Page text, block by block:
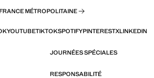
FRANCE MÉTROPOLITAINE
YOUTUBETIKTOKSPOTIFYPINTERESTXLINKEDIN
JOURNÉES SPÉCIALES
RESPONSABILITÉ